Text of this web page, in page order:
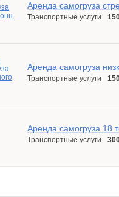
Аренда самогруза
Транспортные услуги
Аренда самогруза
Транспортные услуги
Аренда самогруза 18
Транспортные услуги